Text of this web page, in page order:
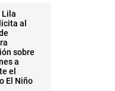
Lila
al
sobre
a
el
El Niño